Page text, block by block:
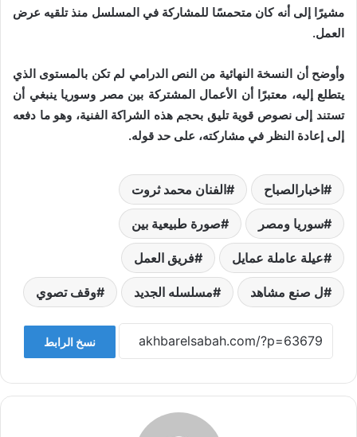
مشيرًا إلى أنه كان متحمسًا للمشاركة في المسلسل منذ تلقيه عرض
العمل.
وأوضح أن النسخة النهائية من النص الدرامي لم تكن بالمستوى الذي
يتطلع إليه، معتبرًا أن الأعمال المشتركة بين مصر وسوريا ينبغي أن
تستند إلى نصوص قوية تليق بحجم هذه الشراكة الفنية، وهو ما دفعه
إلى إعادة النظر في مشاركته، على حد قوله.
اخبارالصباح الفنان محمد ثروت
سوريا ومصر صورة طبيعية بين
عيلة عاملة عمايل فريق العمل
ل صنع مشاهد مسلسله الجديد وقف تصوي
نسخ الرابط